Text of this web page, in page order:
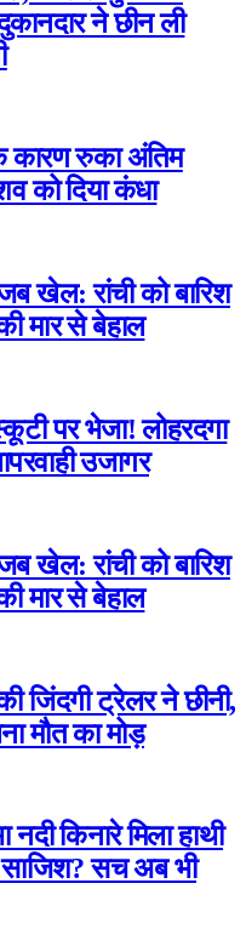
ने छीन ली
कारण रुका अंतिम
को दिया कंधा
खेल: रांची को बारिश
मार से बेहाल
पर भेजा! लोहरदगा
उजागर
खेल: रांची को बारिश
मार से बेहाल
जिंदगी ट्रेलर ने छीनी,
मौत का मोड़
किनारे मिला हाथी
सच अब भी